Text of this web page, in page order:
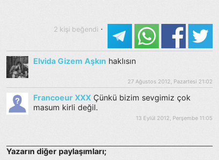
2 kişi beğendi ·
Elvida Gizem Aşkın haklısın
27 Ağustos 2012, Pazartesi 21:02
Francoeur XXX Çünkü bizim sevgimiz çok
masum kirli değil.
13 Eylül 2012, Perşembe 11:05
Yazarın diğer paylaşımları;